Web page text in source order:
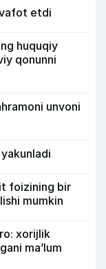
etdi
huquqiy
qonunni
unvoni
foizining bir
mumkin
xorijlik
ma’lum